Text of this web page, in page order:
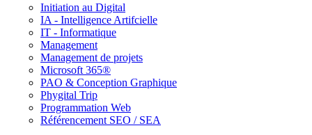
Initiation au Digital
IA - Intelligence Artifcielle
IT - Informatique
Management
Management de projets
Microsoft 365®
PAO & Conception Graphique
Phygital Trip
Programmation Web
Référencement SEO / SEA